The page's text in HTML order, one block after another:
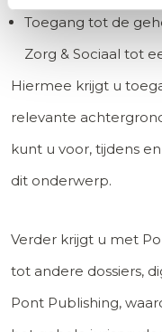
Toegang tot de
Zorg & Sociaal tot
Hiermee krijgt u
relevante
kunt u voor, tijdens
dit onderwerp.
Verder krijgt u met
tot andere dossiers,
Pont Publishing,